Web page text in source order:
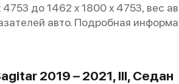
до 1462 x 1800 x 4753, вес
авто. Подробная
2019 – 2021, III, Седан